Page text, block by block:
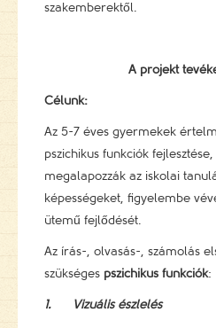
szakemberektől.
A projekt
Célunk:
Az 5-7 éves gyermekek
pszichikus funkciók
megalapozzák az iskolai
képességeket, figyelembe
ütemű fejlődését.
Az írás-, olvasás-, számolás
szükséges pszichikus funkciók:
1. Vizuális észlelés